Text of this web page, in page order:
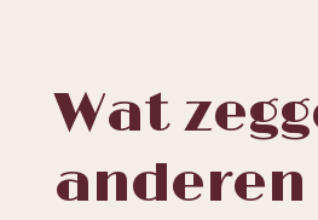
Wat
anderen